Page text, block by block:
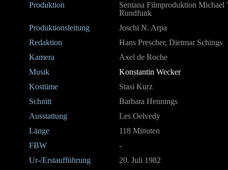
Produktion
Sentana Filmproduktion
Rundfunk
Produktionsleitung
Joschi N. Arpa
Redaktion
Hans Prescher, Dietmar Schings
Kamera
Axel de Roche
Musik
Konstantin Wecker
Kostüme
Stasi Kurz
Schnitt
Barbara Hennings
Ausstattung
Les Oelvedy
Länge
118 Minuten
FBW
-
Ur-/Erstaufführung
20. Juli 1982